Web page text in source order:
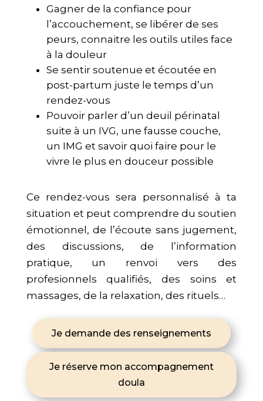
Gagner de la confiance pour
l’accouchement, se libérer de ses
peurs, connaitre les outils utiles face
à la douleur
Se sentir soutenue et écoutée en
post-partum juste le temps d’un
rendez-vous
Pouvoir parler d’un deuil périnatal
suite à un IVG, une fausse couche,
un IMG et savoir quoi faire pour le
vivre le plus en douceur possible
Ce rendez-vous sera personnalisé à ta
situation et peut comprendre du soutien
émotionnel, de l’écoute sans jugement,
des discussions, de l’information
pratique, un renvoi vers des
profesionnels qualifiés, des soins et
massages, de la relaxation, des rituels…
Je demande des renseignements
Je réserve mon accompagnement
doula